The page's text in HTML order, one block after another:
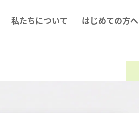
私たちについて はじめての方へ